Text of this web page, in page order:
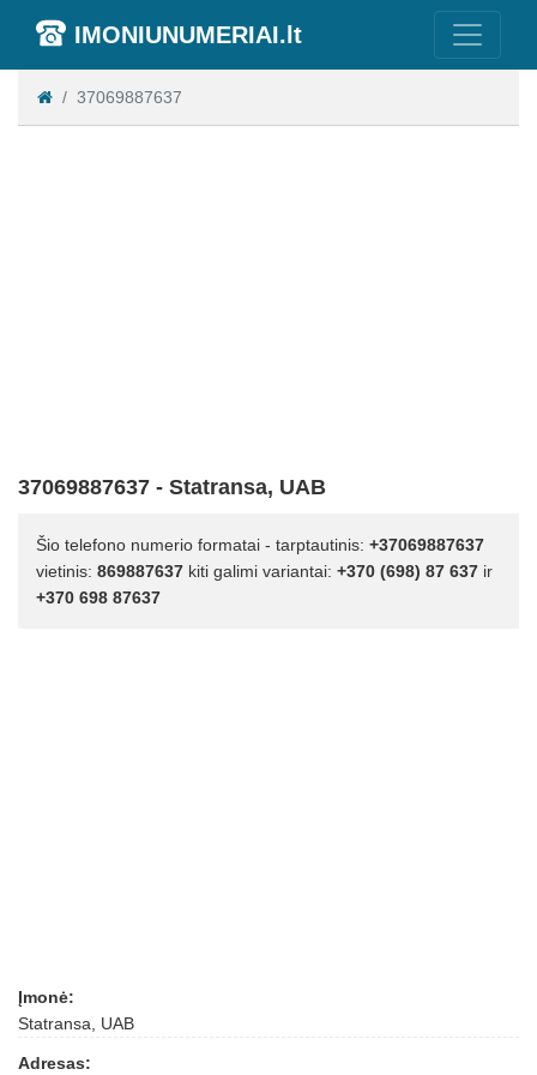
IMONIUNUMERIAI.lt
37069887637
37069887637 - Statransa, UAB
Šio telefono numerio formatai - tarptautinis: +37069887637
vietinis: 869887637 kiti galimi variantai: +370 (698) 87 637 ir
+370 698 87637
Įmonė:
Statransa, UAB
Adresas: